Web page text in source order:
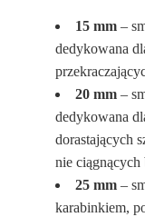
15 mm –
dedykowana
20 mm –
dedykowana
dorastających
nie ciągnących
25 mm –
karabinkiem,